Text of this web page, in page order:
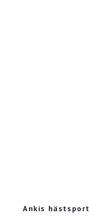
Ankis hästsport